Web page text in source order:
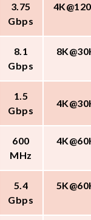
3.75
Gbps
8.1
Gbps
1.5
Gbps
600
MHz
5.4
Gbps